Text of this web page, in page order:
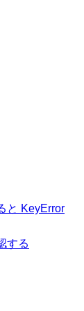
と KeyError
する